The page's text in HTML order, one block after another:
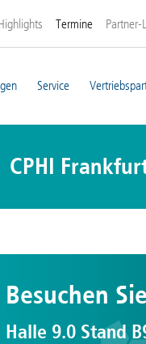
Termine Partner-
Service
CPHI
Besuchen
Halle 9.0 Stand